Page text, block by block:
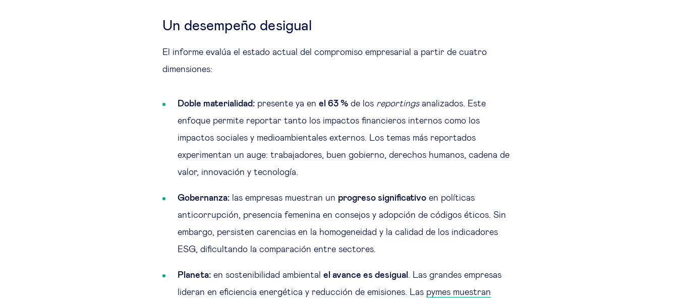
Un desempeño desigual
El informe evalúa el estado actual del compromiso empresarial a partir de cuatro
dimensiones:
Doble materialidad: presente ya en el 63 % de los reportingsanalizados. Este
enfoque permite reportar tanto los impactos financieros internos como los
impactos sociales y medioambientales externos. Los temas más reportados
experimentan un auge: trabajadores, buen gobierno, derechos humanos, cadena de
valor, innovación y tecnología.
Gobernanza: las empresas muestran un progreso significativo en políticas
anticorrupción, presencia femenina en consejos y adopción de códigos éticos. Sin
embargo, persisten carencias en la homogeneidad y la calidad de los indicadores
ESG, dificultando la comparación entre sectores.
Planeta: en sostenibilidad ambiental el avance es desigual . Las grandes empresas
lideran en eficiencia energética y reducción de emisiones. Las pymes muestran